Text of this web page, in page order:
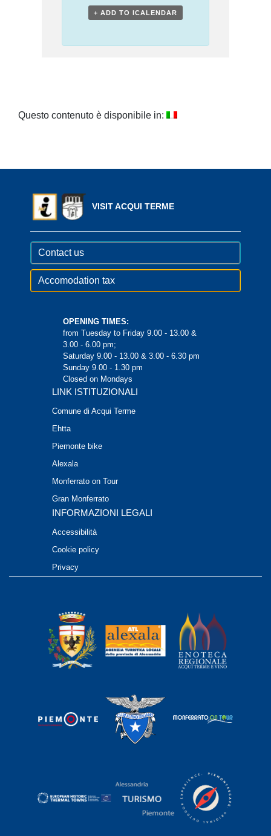
+ ADD TO ICALENDAR
Questo contenuto è disponibile in:
VISIT ACQUI TERME
Contact us
Accomodation tax
OPENING TIMES:
from Tuesday to Friday 9.00 - 13.00 &
3.00 - 6.00 pm;
Saturday 9.00 - 13.00 & 3.00 - 6.30 pm
Sunday 9.00 - 1.30 pm
Closed on Mondays
LINK ISTITUZIONALI
Comune di Acqui Terme
Ehtta
Piemonte bike
Alexala
Monferrato on Tour
Gran Monferrato
INFORMAZIONI LEGALI
Accessibilità
Cookie policy
Privacy